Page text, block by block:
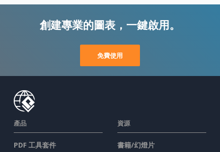
創建專業的圖表，一鍵啟用。
免費使用
產品
PDF 工具套件
資源
書籍/幻燈片